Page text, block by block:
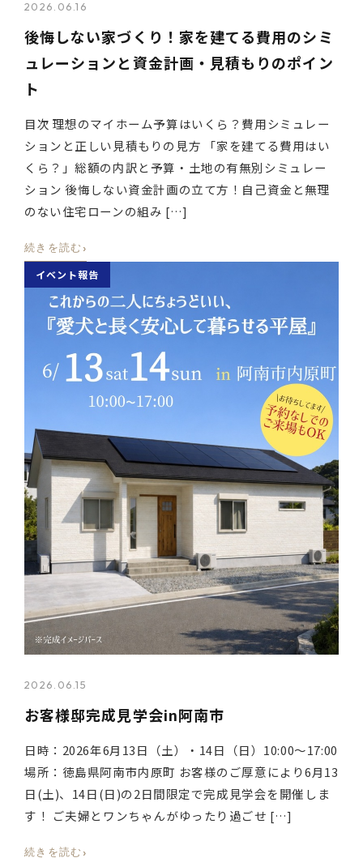
2026.06.16
後悔しない家づくり！家を建てる費用のシミ
ュレーションと資金計画・見積もりのポイン
ト
目次 理想のマイホーム予算はいくら？費用シミュレー
ションと正しい見積もりの見方 「家を建てる費用はい
くら？」総額の内訳と予算・土地の有無別シミュレー
ション 後悔しない資金計画の立て方！自己資金と無理
のない住宅ローンの組み […]
続きを読む ›
イベント報告
2026.06.15
お客様邸完成見学会in阿南市
日時：2026年6月13日（土）・14日（日）10:00〜17:00
場所：徳島県阿南市内原町 お客様のご厚意により6月13
日(土)、14日(日)の2日間限定で完成見学会を開催しま
す！ ご夫婦とワンちゃんがゆったり過ごせ […]
続きを読む ›